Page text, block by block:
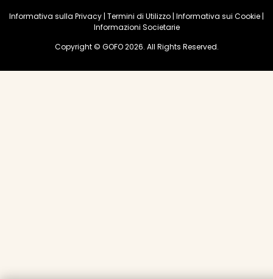
Informativa sulla Privacy | Termini di Utilizzo | Informativa sui Cookie |
Informazioni Societarie
Copyright © GOFO 2026. All Rights Reserved.